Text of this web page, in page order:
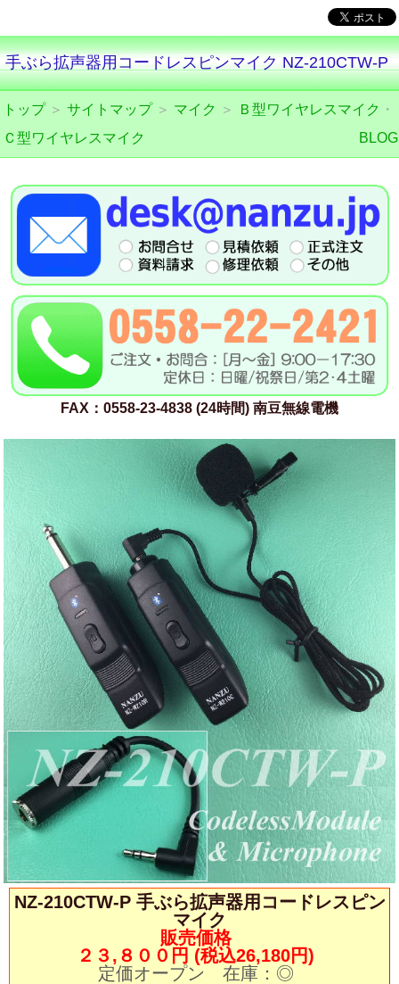
手ぶら拡声器用コードレスピンマイク NZ-210CTW-P
トップ＞ サイトマップ＞ マイク ＞ Ｂ型ワイヤレスマイク ・
Ｃ型ワイヤレスマイク
BLOG
FAX：0558-23-4838 (24時間) 南豆無線電機
NZ-210CTW-P 手ぶら拡声器用コードレスピン
マイク
販売価格
２３,８００円 (税込26,180円)
定価オープン 在庫：◎